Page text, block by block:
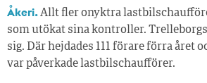
Åkeri.Allt fler onyktra
som utökat sina kontroller.
sig. Där hejdades 111 förare förra året
var påverkade lastbilschaufförer.